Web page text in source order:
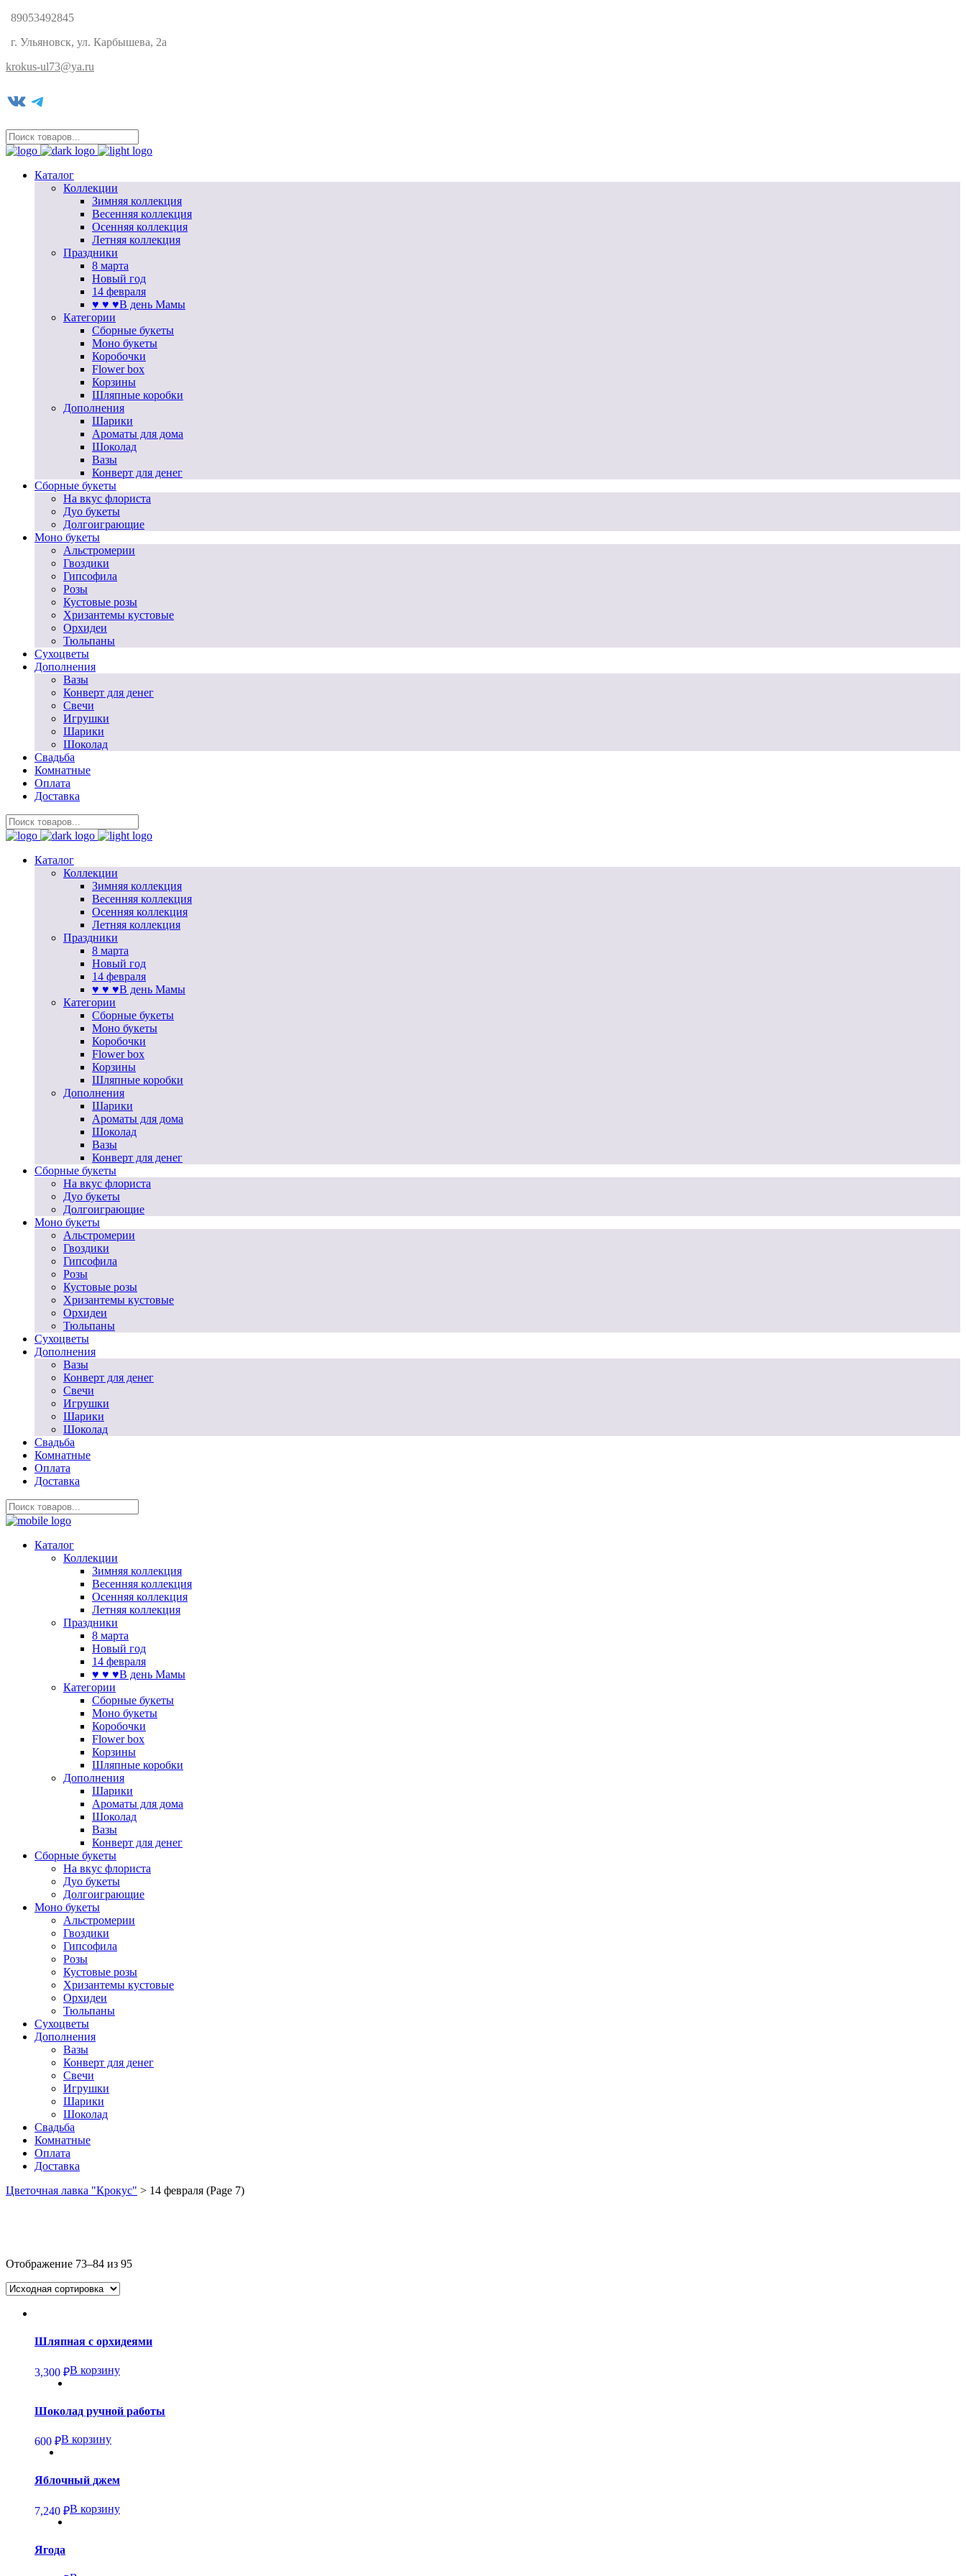
89053492845
г. Ульяновск, ул. Карбышева, 2а
krokus-ul73@ya.ru
VK Telegram
Каталог
Коллекции
Зимняя коллекция
Весенняя коллекция
Осенняя коллекция
Летняя коллекция
Праздники
8 марта
Новый год
14 февраля
♥ ♥ ♥В день Мамы
Категории
Сборные букеты
Моно букеты
Коробочки
Flower box
Корзины
Шляпные коробки
Дополнения
Шарики
Ароматы для дома
Шоколад
Вазы
Конверт для денег
Сборные букеты
На вкус флориста
Дуо букеты
Долгоиграющие
Моно букеты
Альстромерии
Гвоздики
Гипсофила
Розы
Кустовые розы
Хризантемы кустовые
Орхидеи
Тюльпаны
Сухоцветы
Дополнения
Вазы
Конверт для денег
Свечи
Игрушки
Шарики
Шоколад
Свадьба
Комнатные
Оплата
Доставка
Каталог
Коллекции
Зимняя коллекция
Весенняя коллекция
Осенняя коллекция
Летняя коллекция
Праздники
8 марта
Новый год
14 февраля
♥ ♥ ♥В день Мамы
Категории
Сборные букеты
Моно букеты
Коробочки
Flower box
Корзины
Шляпные коробки
Дополнения
Шарики
Ароматы для дома
Шоколад
Вазы
Конверт для денег
Сборные букеты
На вкус флориста
Дуо букеты
Долгоиграющие
Моно букеты
Альстромерии
Гвоздики
Гипсофила
Розы
Кустовые розы
Хризантемы кустовые
Орхидеи
Тюльпаны
Сухоцветы
Дополнения
Вазы
Конверт для денег
Свечи
Игрушки
Шарики
Шоколад
Свадьба
Комнатные
Оплата
Доставка
Каталог
Коллекции
Зимняя коллекция
Весенняя коллекция
Осенняя коллекция
Летняя коллекция
Праздники
8 марта
Новый год
14 февраля
♥ ♥ ♥В день Мамы
Категории
Сборные букеты
Моно букеты
Коробочки
Flower box
Корзины
Шляпные коробки
Дополнения
Шарики
Ароматы для дома
Шоколад
Вазы
Конверт для денег
Сборные букеты
На вкус флориста
Дуо букеты
Долгоиграющие
Моно букеты
Альстромерии
Гвоздики
Гипсофила
Розы
Кустовые розы
Хризантемы кустовые
Орхидеи
Тюльпаны
Сухоцветы
Дополнения
Вазы
Конверт для денег
Свечи
Игрушки
Шарики
Шоколад
Свадьба
Комнатные
Оплата
Доставка
Цветочная лавка "Крокус" > 14 февраля (Page 7)
Отображение 73–84 из 95
Шляпная с орхидеями
3,300 ₽В корзину
Шоколад ручной работы
600 ₽В корзину
Яблочный джем
7,240 ₽В корзину
Ягода